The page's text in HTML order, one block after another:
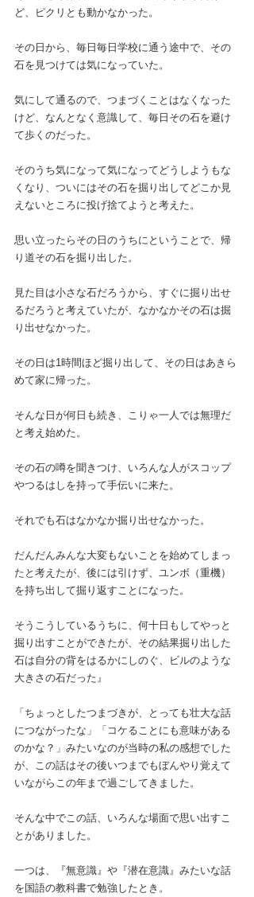
ど、ピクリとも動かなかった。
その日から、毎日毎日学校に通う途中で、その
石を見つけては気になっていた。
気にして通るので、つまづくことはなくなった
けど、なんとなく意識して、毎日その石を避け
て歩くのだった。
そのうち気になって気になってどうしようもな
くなり、ついにはその石を掘り出してどこか見
えないところに投げ捨てようと考えた。
思い立ったらその日のうちにということで、帰
り道その石を掘り出した。
見た目は小さな石だろうから、すぐに掘り出せ
るだろうと考えていたが、なかなかその石は掘
り出せなかった。
その日は1時間ほど掘り出して、その日はあきら
めて家に帰った。
そんな日が何日も続き、こりゃ一人では無理だ
と考え始めた。
その石の噂を聞きつけ、いろんな人がスコップ
やつるはしを持って手伝いに来た。
それでも石はなかなか掘り出せなかった。
だんだんみんな大変もないことを始めてしまっ
たと考えたが、後には引けず、ユンボ（重機）
を持ち出して掘り返すことになった。
そうこうしているうちに、何十日もしてやっと
掘り出すことができたが、その結果掘り出した
石は自分の背をはるかにしのぐ、ビルのような
大きさの石だった』
「ちょっとしたつまづきが、とっても壮大な話
につながったな」「コケることにも意味がある
のかな？」みたいなのが当時の私の感想でした
が、この話はその後いつまでもぼんやり覚えて
いながらこの年まで過ごしてきました。
そんな中でこの話、いろんな場面で思い出すこ
とがありました。
一つは、『無意識』や『潜在意識』みたいな話
を国語の教科書で勉強したとき。